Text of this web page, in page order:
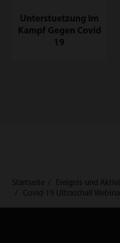
Unterstuetzung Im
Kampf Gegen Covid
19
Startseite
Ereignis und
Covid-19 Ultraschall